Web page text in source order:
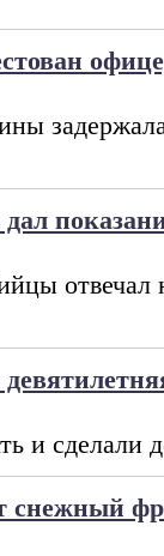
отвечал
и сделали
снежный